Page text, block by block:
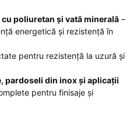
poliuretan și vată minerală –
energetică și rezistență în
pentru rezistență la uzură și
pardoseli din inox și aplicații
pentru finisaje și